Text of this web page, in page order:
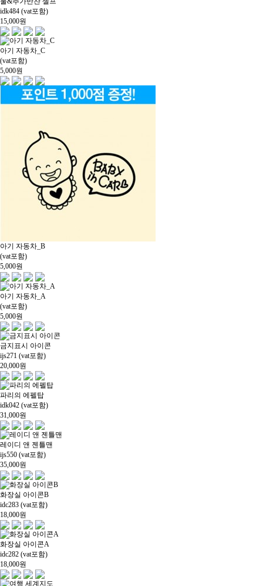
idk484 (vat포함)
15,000원
아기 자동차_C
(vat포함)
5,000원
아기 자동차_B
(vat포함)
5,000원
아기 자동차_A
(vat포함)
5,000원
금지표시 아이콘
ijs271 (vat포함)
20,000원
파리의 에펠탑
idk042 (vat포함)
31,000원
레이디 앤 젠틀맨
ijs550 (vat포함)
35,000원
화장실 아이콘B
idc283 (vat포함)
18,000원
화장실 아이콘A
idc282 (vat포함)
18,000원